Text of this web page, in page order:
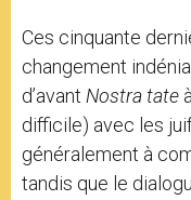
Ces cinquante
changement
d’avant Nostra ӕtate
difficile) avec les
généralement à
tandis que le